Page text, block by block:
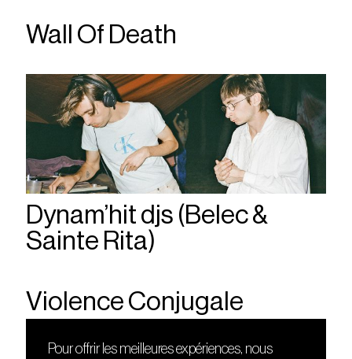
Wall Of Death
Dynam’hit djs (Belec &
Sainte Rita)
Violence Conjugale
Pour offrir les meilleures expériences, nous